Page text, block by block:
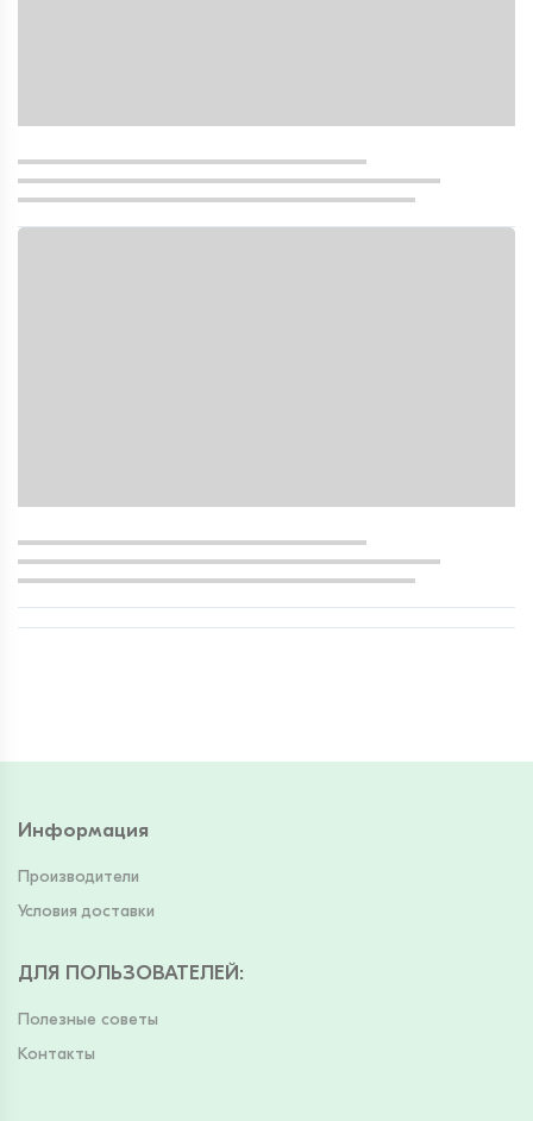
Информация
Производители
Условия доставки
ДЛЯ ПОЛЬЗОВАТЕЛЕЙ :
Полезные советы
Контакты